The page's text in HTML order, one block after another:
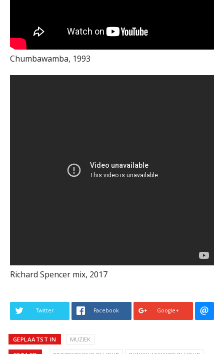
Chumbawamba, 1993
Richard Spencer mix, 2017
Twitter Facebook Google+
GEPLAATST IN MUZIEK